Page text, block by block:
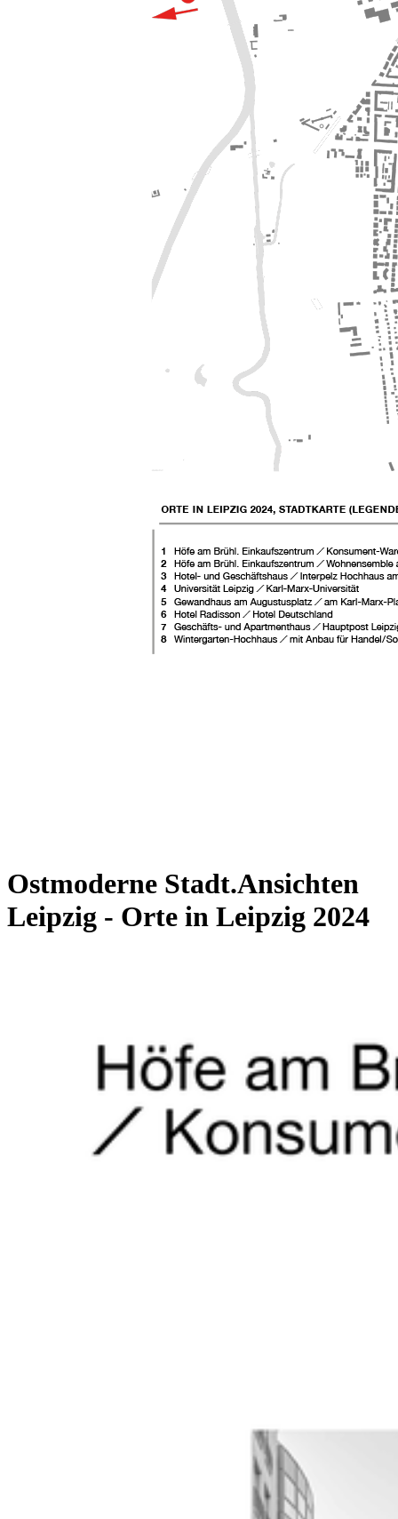
Ostmoderne Stadt.Ansichten
Leipzig - Orte in Leipzig 2024